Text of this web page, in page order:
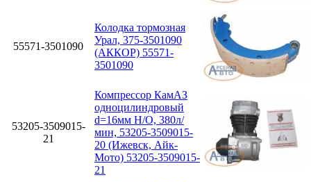
55571-3501090
Колодка тормозная
Урал, 375-3501090
(АККОР) 55571-
3501090
53205-3509015-
21
Компрессор КамАЗ
одноцилиндровый
d=16мм Н/О, 380л/
мин, 53205-3509015-
20 (Ижевск, Айк-
Мото) 53205-3509015-
21